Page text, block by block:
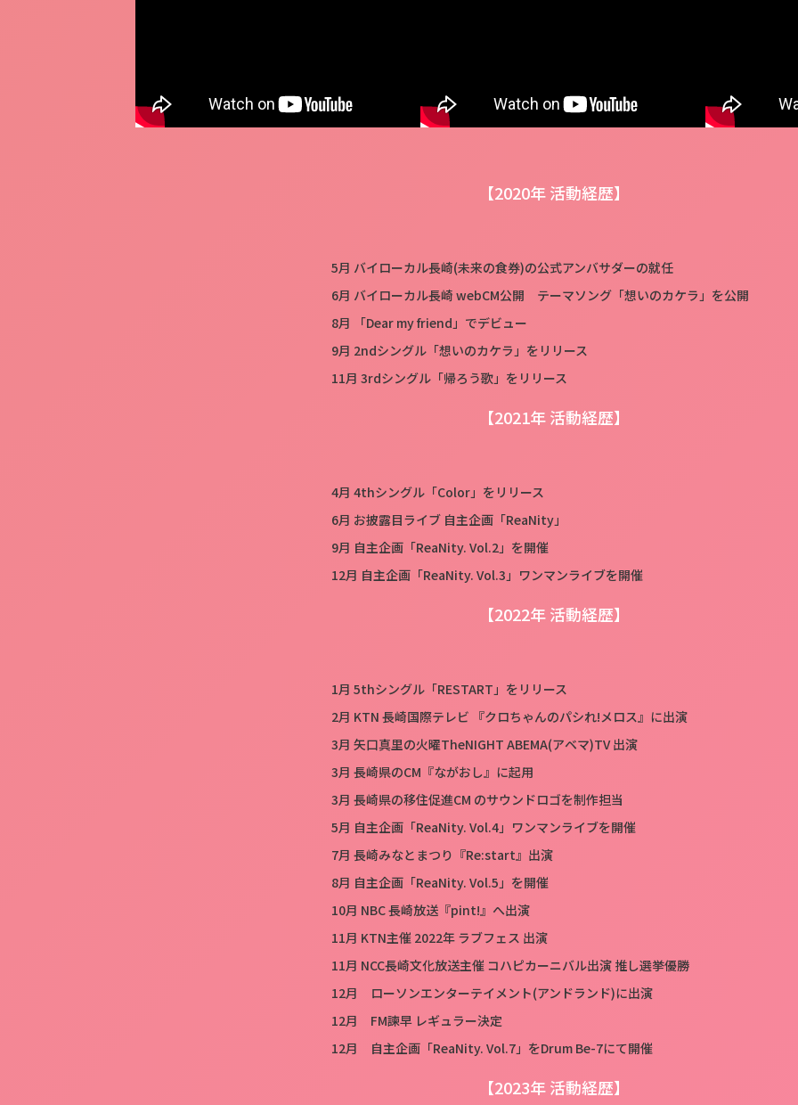
【2020年 活動経歴】
5月 バイローカル長崎(未来の食券)の公式アンバサダーの就任
6月 バイローカル長崎 webCM公開 テーマソング「想いのカケラ」を公開
8月 「Dear my friend」でデビュー
9月 2ndシングル「想いのカケラ」をリリース
11月 3rdシングル「帰ろう歌」をリリース
【2021年 活動経歴】
4月 4thシングル「Color」をリリース
6月 お披露目ライブ 自主企画「ReaNity」
9月 自主企画「ReaNity. Vol.2」を開催
12月 自主企画「ReaNity. Vol.3」ワンマンライブを開催
【2022年 活動経歴】
1月 5thシングル「RESTART」をリリース
2月 KTN 長崎国際テレビ 『クロちゃんのパシれ!メロス』に出演
3月 矢口真里の火曜TheNIGHT ABEMA(アベマ)TV 出演
3月 長崎県のCM『ながおし』に起用
3月 長崎県の移住促進CM のサウンドロゴを制作担当
5月 自主企画「ReaNity. Vol.4」ワンマンライブを開催
7月 長崎みなとまつり『Re:start』出演
8月 自主企画「ReaNity. Vol.5」を開催
10月 NBC 長崎放送『pint!』へ出演
11月 KTN主催 2022年 ラブフェス 出演
11月 NCC長崎文化放送主催 コハピカーニバル出演 推し選挙優勝
12月 ローソンエンターテイメント(アンドランド)に出演
12月 FM諫早 レギュラー決定
12月 自主企画「ReaNity. Vol.7」をDrum Be-7にて開催
【2023年 活動経歴】